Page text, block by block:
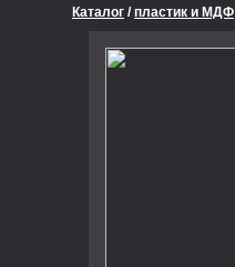
Каталог /пластик и МДФ